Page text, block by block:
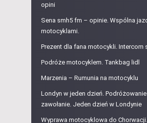
opini
Sena smh5 fm – opinie. Wspólna
motocyklami.
Prezent dla fana motocykli. Intercom
Podróże motocyklem. Tankbag lidl
Marzenia – Rumunia na motocyklu
Londyn w jeden dzień. Podróżowanie
zawołanie. Jeden dzień w Londynie
Wyprawa motocyklowa do Chorwacji.